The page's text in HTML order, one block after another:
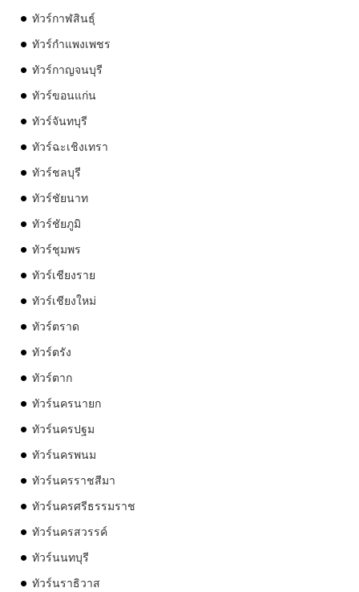
ทัวร์กาฬสินธุ์
ทัวร์กำแพงเพชร
ทัวร์กาญจนบุรี
ทัวร์ขอนแก่น
ทัวร์จันทบุรี
ทัวร์ฉะเชิงเทรา
ทัวร์ชลบุรี
ทัวร์ชัยนาท
ทัวร์ชัยภูมิ
ทัวร์ชุมพร
ทัวร์เชียงราย
ทัวร์เชียงใหม่
ทัวร์ตราด
ทัวร์ตรัง
ทัวร์ตาก
ทัวร์นครนายก
ทัวร์นครปฐม
ทัวร์นครพนม
ทัวร์นครราชสีมา
ทัวร์นครศรีธรรมราช
ทัวร์นครสวรรค์
ทัวร์นนทบุรี
ทัวร์นราธิวาส